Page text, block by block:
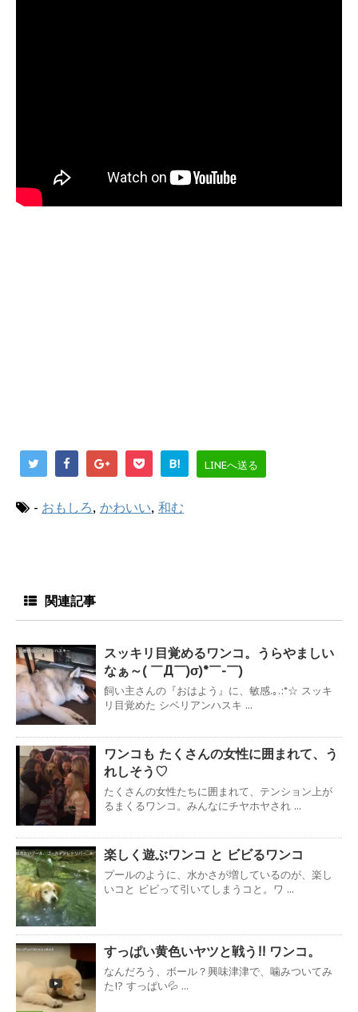
B! LINEへ送る
- おもしろ, かわいい, 和む
関連記事
スッキリ目覚めるワンコ。うらやましい
なぁ～( ￣Д￣)σ)*￣-￣)
飼い主さんの『おはよう』に、敏感.｡.:*☆ スッキ
リ目覚めた シベリアンハスキ ...
ワンコも たくさんの女性に囲まれて、う
れしそう♡
たくさんの女性たちに囲まれて、テンション上が
るまくるワンコ。みんなにチヤホヤされ ...
楽しく遊ぶワンコ と ビビるワンコ
プールのように、水かさが増しているのが、楽し
いコと ビビって引いてしまうコと。ワ ...
すっぱい黄色いヤツと戦う!! ワンコ。
なんだろう、ボール？興味津津で、噛みついてみ
た!? すっぱい💦 ...